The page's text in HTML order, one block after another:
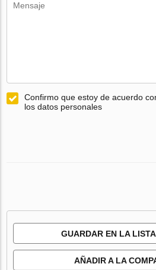
Confirmo que estoy de acuerdo
los datos personales
GUARDAR EN LA
AÑADIR A LA